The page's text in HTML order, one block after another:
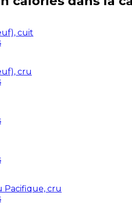
cuit
cru
Pacifique, cru